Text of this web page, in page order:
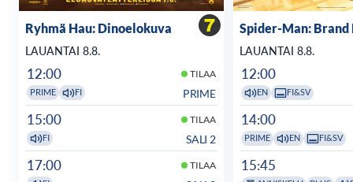
Ryhmä Hau: Dinoelokuva
LAUANTAI 8.8.
12:00 TILAA
PRIME FI PRIME
15:00 TILAA
FI SALI 2
17:00 TILAA
Spider-Man: Brand
LAUANTAI 8.8.
12:00
EN FI&SV
14:00
PRIME EN FI&SV
15:45